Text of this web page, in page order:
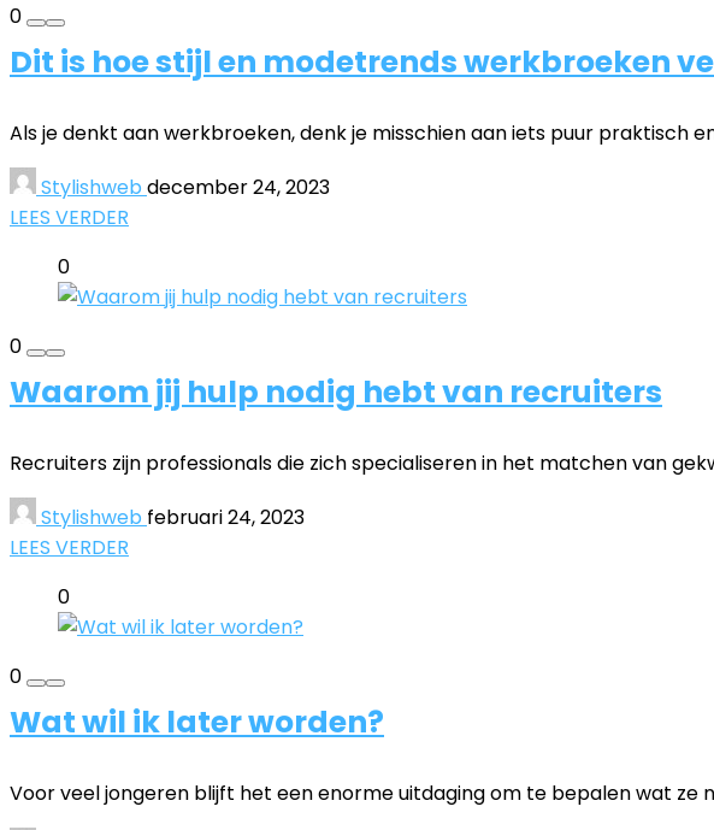
0
Dit is hoe stijl en modetrends werkbroeken
Als je denkt aan werkbroeken, denk je misschien aan iets puur praktisch
Stylishweb december 24, 2023
LEES VERDER
0
0
Waarom jij hulp nodig hebt van recruiters
Recruiters zijn professionals die zich specialiseren in het matchen van
Stylishweb februari 24, 2023
LEES VERDER
0
0
Wat wil ik later worden?
Voor veel jongeren blijft het een enorme uitdaging om te bepalen wat ze